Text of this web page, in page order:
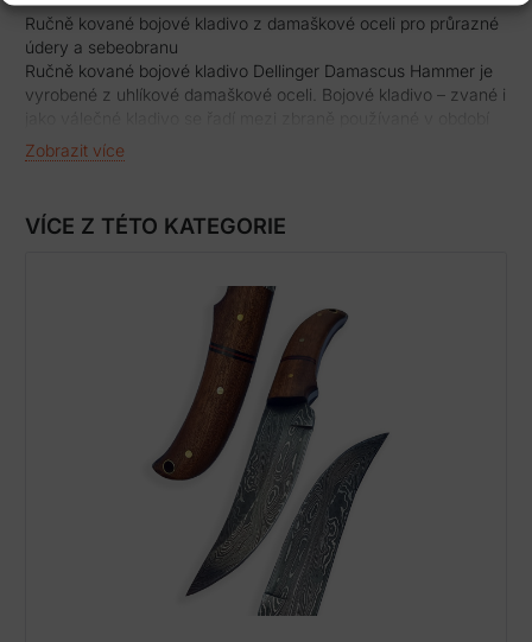
Ručně kované bojové kladivo z damaškové oceli pro průrazné
údery a sebeobranu
Ručně kované bojové kladivo Dellinger Damascus Hammer je
vyrobené z uhlíkové damaškové oceli. Bojové kladivo – zvané i
od 11. do 16. století. Tato kladiva byla určená k průrazům
odolných a obrněných cílů. Pro tento účel bojové kladivo skýtá
kladiva deformovat, nebo jí ostrým bodcem či trny perforovat,
popřípadě skrze skulinu mezi pláty rovnou protivníka zranit. S
málokdy podařilo několika zásahy zabít, deformovaná zbroj mu
ale brala dech a velmi omezovala pohyblivost. Paralyzovaný
protivník byl pak už lehkým cílem. Mezi bojovým kladivem
způsobená zranění se počítaly zejména zlomeniny kostí a
žeber. Četné pokusy z moderní doby dokázaly, že ani železný
krunýř nebyl nerozbitnou ochranou a bylo ho možné prorazit
až do „smrtelné hloubky“.
Zobrazit více
VÍCE Z TÉTO KATEGORIE